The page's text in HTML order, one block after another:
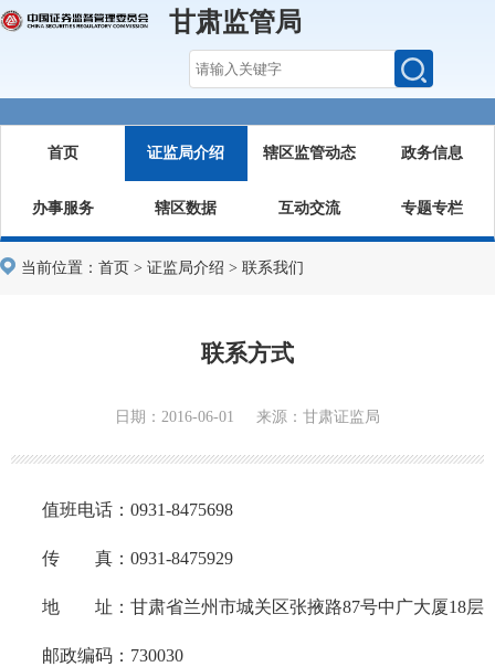
甘肃监管局
首页 证监局介绍 辖区监管动态 政务信息
办事服务 辖区数据 互动交流 专题专栏
当前位置： 首页 > 证监局介绍 > 联系我们
联系方式
日期：2016-06-01 来源：甘肃证监局
值班电话：0931-8475698
传 真：0931-8475929
地 址：甘肃省兰州市城关区张掖路87号中广大厦18层
邮政编码：730030